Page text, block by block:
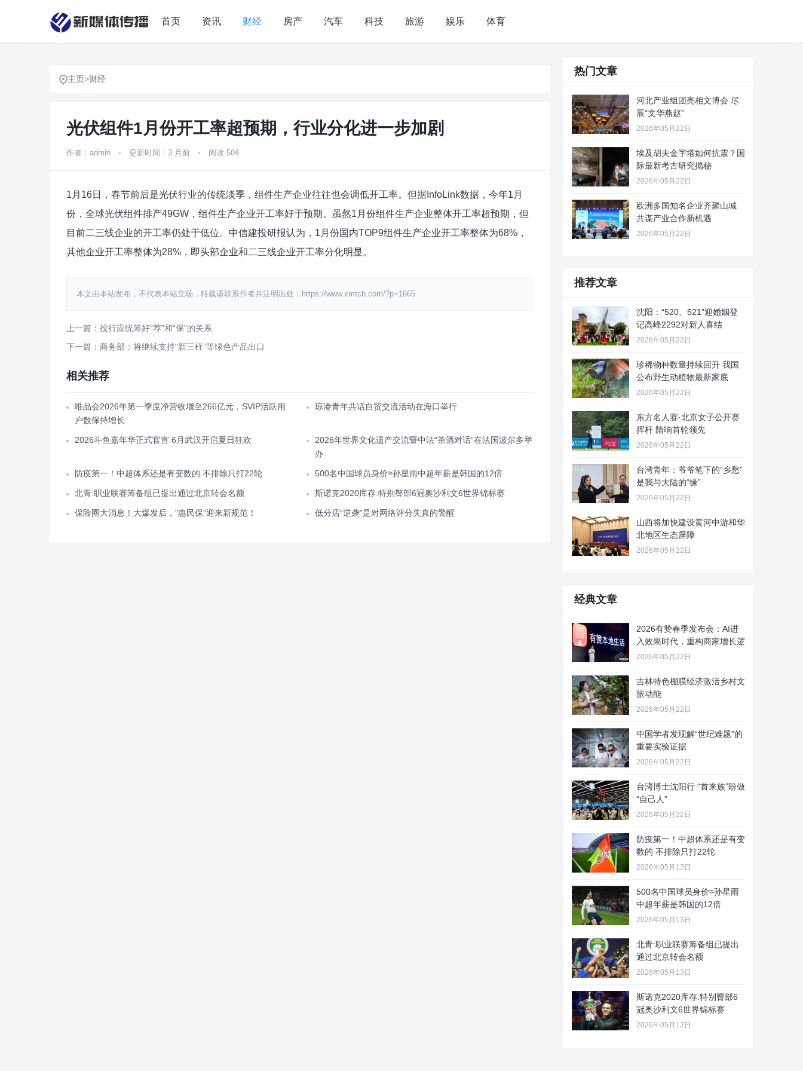
首页 资讯 财经 房产 汽车 科技 旅游 娱乐 体育
主页>财经
光伏组件1月份开工率超预期，行业分化进一步加剧
作者：admin • 更新时间：3 月前 • 阅读 504
1月16日，春节前后是光伏行业的传统淡季，组件生产企业往往也会调低开工率。但据InfoLink数据，今年1月
份，全球光伏组件排产49GW，组件生产企业开工率好于预期。虽然1月份组件生产企业整体开工率超预期，但
目前二三线企业的开工率仍处于低位。中信建投研报认为，1月份国内TOP9组件生产企业开工率整体为68%，
其他企业开工率整体为28%，即头部企业和二三线企业开工率分化明显。
本文由本站发布，不代表本站立场，转载请联系作者并注明出处：https://www.xmtcb.com/?p=1665
上一篇：投行应统筹好“荐”和“保”的关系
下一篇：商务部：将继续支持“新三样”等绿色产品出口
相关推荐
唯品会2026年第一季度净营收增至266亿元，SVIP活跃用
户数保持增长
琼港青年共话自贸交流活动在海口举行
2026斗鱼嘉年华正式官宣 6月武汉开启夏日狂欢
2026年世界文化遗产交流暨中法“茶酒对话”在法国波尔多举
办
防疫第一！中超体系还是有变数的 不排除只打22轮 500名中国球员身价≈孙星雨中超年薪是韩国的12倍
北青:职业联赛筹备组已提出通过北京转会名额 斯诺克2020库存:特别臀部6冠奥沙利文6世界锦标赛
保险圈大消息！大爆发后，"惠民保"迎来新规范！ 低分店“逆袭”是对网络评分失真的警醒
热门文章
河北产业组团亮相文博会 尽
展“文华燕赵”
2026年05月22日
埃及胡夫金字塔如何抗震？国
际最新考古研究揭秘
2026年05月22日
欧洲多国知名企业齐聚山城
共谋产业合作新机遇
2026年05月22日
推荐文章
沈阳：“520、521”迎婚姻登
记高峰2292对新人喜结
2026年05月22日
珍稀物种数量持续回升 我国
公布野生动植物最新家底
2026年05月22日
东方名人赛·北京女子公开赛
挥杆 隋响首轮领先
2026年05月22日
台湾青年：爷爷笔下的“乡愁”
是我与大陆的“缘”
2026年05月22日
山西将加快建设黄河中游和华
北地区生态屏障
2026年05月22日
经典文章
2026有赞春季发布会：AI进
入效果时代，重构商家增长逻
2026年05月22日
吉林特色棚膜经济激活乡村文
旅动能
2026年05月22日
中国学者发现解“世纪难题”的
重要实验证据
2026年05月22日
台湾博士沈阳行 “首来族”盼做
“自己人”
2026年05月22日
防疫第一！中超体系还是有变
数的 不排除只打22轮
2026年05月13日
500名中国球员身价≈孙星雨
中超年薪是韩国的12倍
2026年05月13日
北青:职业联赛筹备组已提出
通过北京转会名额
2026年05月13日
斯诺克2020库存:特别臀部6
冠奥沙利文6世界锦标赛
2026年05月13日